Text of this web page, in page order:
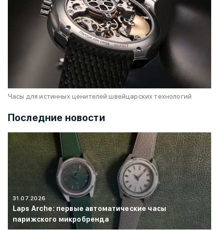
Часы для истинных ценителей швейцарских технологий
Последние новости
31.07.2026
Laps Arche: первые автоматические часы
парижского микробренда